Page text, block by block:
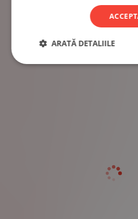
ARATĂ DETALIILE